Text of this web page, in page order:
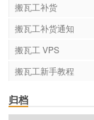
搬瓦工补货
搬瓦工补货通知
搬瓦工 VPS
搬瓦工新手教程
归档